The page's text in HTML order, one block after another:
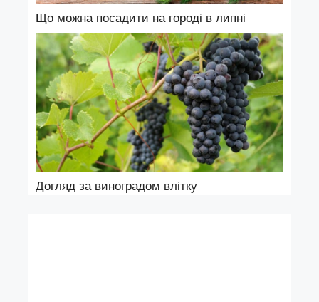
Що можна посадити на городі в липні
Догляд за виноградом влітку